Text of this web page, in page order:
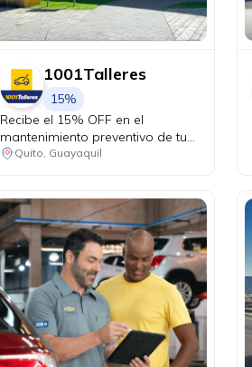
1001Talleres
15%
Recibe el 15% OFF en el
mantenimiento preventivo de tu
vehículo + chequeo de 20 puntos
Quito, Guayaquil